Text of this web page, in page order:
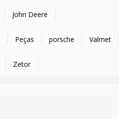
John Deere
Peças porsche Valmet
Zetor